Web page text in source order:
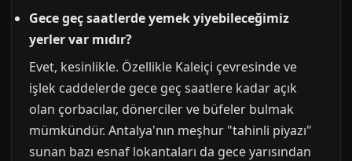
Gece geç saatlerde yemek yiyebileceğimiz
yerler var mıdır?
Evet, kesinlikle. Özellikle Kaleiçi çevresinde ve
işlek caddelerde gece geç saatlere kadar açık
olan çorbacılar, dönerciler ve büfeler bulmak
mümkündür. Antalya'nın meşhur "tahinli piyazı"
sunan bazı esnaf lokantaları da gece yarısından